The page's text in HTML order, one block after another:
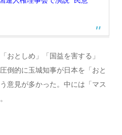
おとしめ」「国益を害する」
倒的に玉城知事が日本を「おと
意見が多かった。中には「マス